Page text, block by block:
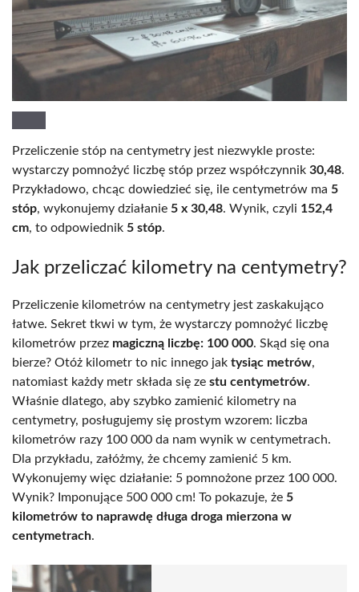
Przeliczenie stóp na centymetry jest niezwykle proste:
wystarczy pomnożyć liczbę stóp przez współczynnik 30,48.
Przykładowo, chcąc dowiedzieć się, ile centymetrów ma 5
stóp, wykonujemy działanie 5 x 30,48. Wynik, czyli 152,4
cm, to odpowiednik 5 stóp.
Jak przeliczać kilometry na centymetry?
Przeliczenie kilometrów na centymetry jest zaskakująco
łatwe. Sekret tkwi w tym, że wystarczy pomnożyć liczbę
kilometrów przez magiczną liczbę: 100 000. Skąd się ona
bierze? Otóż kilometr to nic innego jak tysiąc metrów,
natomiast każdy metr składa się ze stu centymetrów.
Właśnie dlatego, aby szybko zamienić kilometry na
centymetry, posługujemy się prostym wzorem: liczba
kilometrów razy 100 000 da nam wynik w centymetrach.
Dla przykładu, załóżmy, że chcemy zamienić 5 km.
Wykonujemy więc działanie: 5 pomnożone przez 100 000.
Wynik? Imponujące 500 000 cm! To pokazuje, że 5
kilometrów to naprawdę długa droga mierzona w
centymetrach.